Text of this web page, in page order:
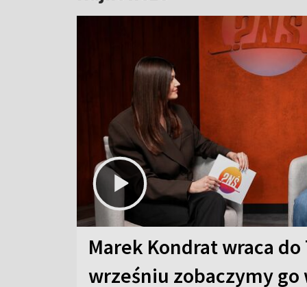
Marek Kondrat wraca do
wrześniu zobaczymy go